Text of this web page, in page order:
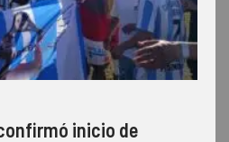
inicio de